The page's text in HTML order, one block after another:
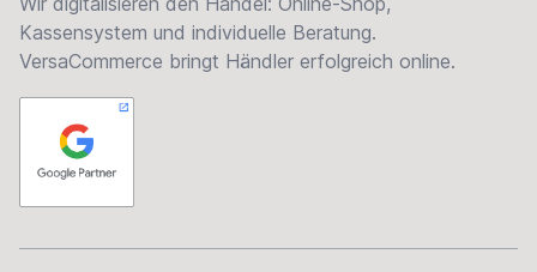
Kassensystem und individuelle Beratung.
VersaCommerce bringt Händler erfolgreich online.